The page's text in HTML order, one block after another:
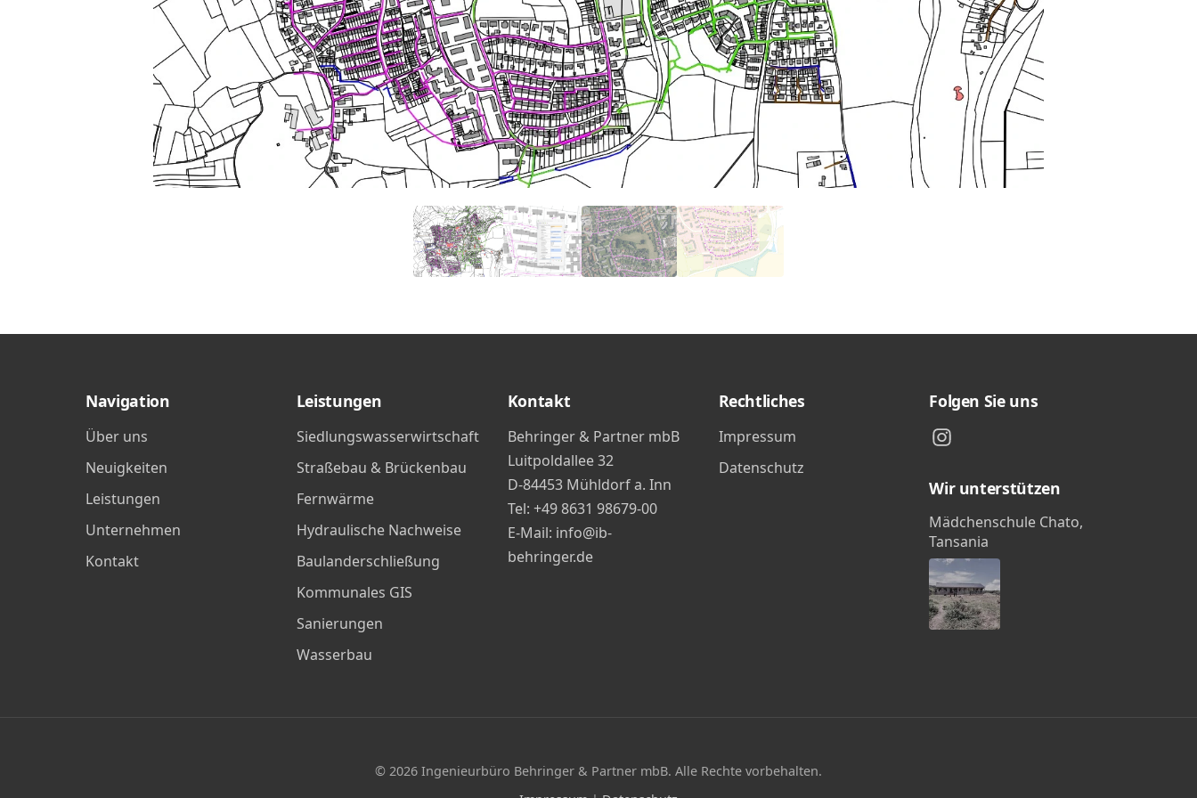
Navigation
Über uns
Neuigkeiten
Leistungen
Unternehmen
Kontakt
Leistungen
Siedlungswasserwirtschaft
Straße­bau & Brücken­bau
Fernwärme
Hydraulische Nachweise
Baulanderschließung
Kommunales GIS
Sanierungen
Wasserbau
Kontakt
Behringer & Partner mbB
Luitpoldallee 32
D-84453 Mühldorf a. Inn
Tel: +49 8631 98679-00
E-Mail: info@ib-
behringer.de
Rechtliches
Impressum
Datenschutz
Folgen Sie uns
Wir unterstützen
Mädchenschule Chato,
Tansania
© 2026 Ingenieurbüro Behringer & Partner mbB. Alle Rechte vorbehalten.